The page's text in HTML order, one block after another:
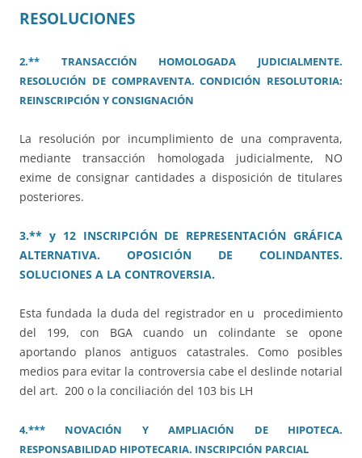
RESOLUCIONES
2.** TRANSACCIÓN HOMOLOGADA JUDICIALMENTE.
RESOLUCIÓN DE COMPRAVENTA. CONDICIÓN RESOLUTORIA:
REINSCRIPCIÓN Y CONSIGNACIÓN
La resolución por incumplimiento de una compraventa,
mediante transacción homologada judicialmente, NO
exime de consignar cantidades a disposición de titulares
posteriores.
3.** y 12 INSCRIPCIÓN DE REPRESENTACIÓN GRÁFICA
ALTERNATIVA. OPOSICIÓN DE COLINDANTES.
SOLUCIONES A LA CONTROVERSIA.
Esta fundada la duda del registrador en u procedimiento
del 199, con BGA cuando un colindante se opone
aportando planos antiguos catastrales. Como posibles
medios para evitar la controversia cabe el deslinde notarial
del art. 200 o la conciliación del 103 bis LH
4.*** NOVACIÓN Y AMPLIACIÓN DE HIPOTECA.
RESPONSABILIDAD HIPOTECARIA. INSCRIPCIÓN PARCIAL